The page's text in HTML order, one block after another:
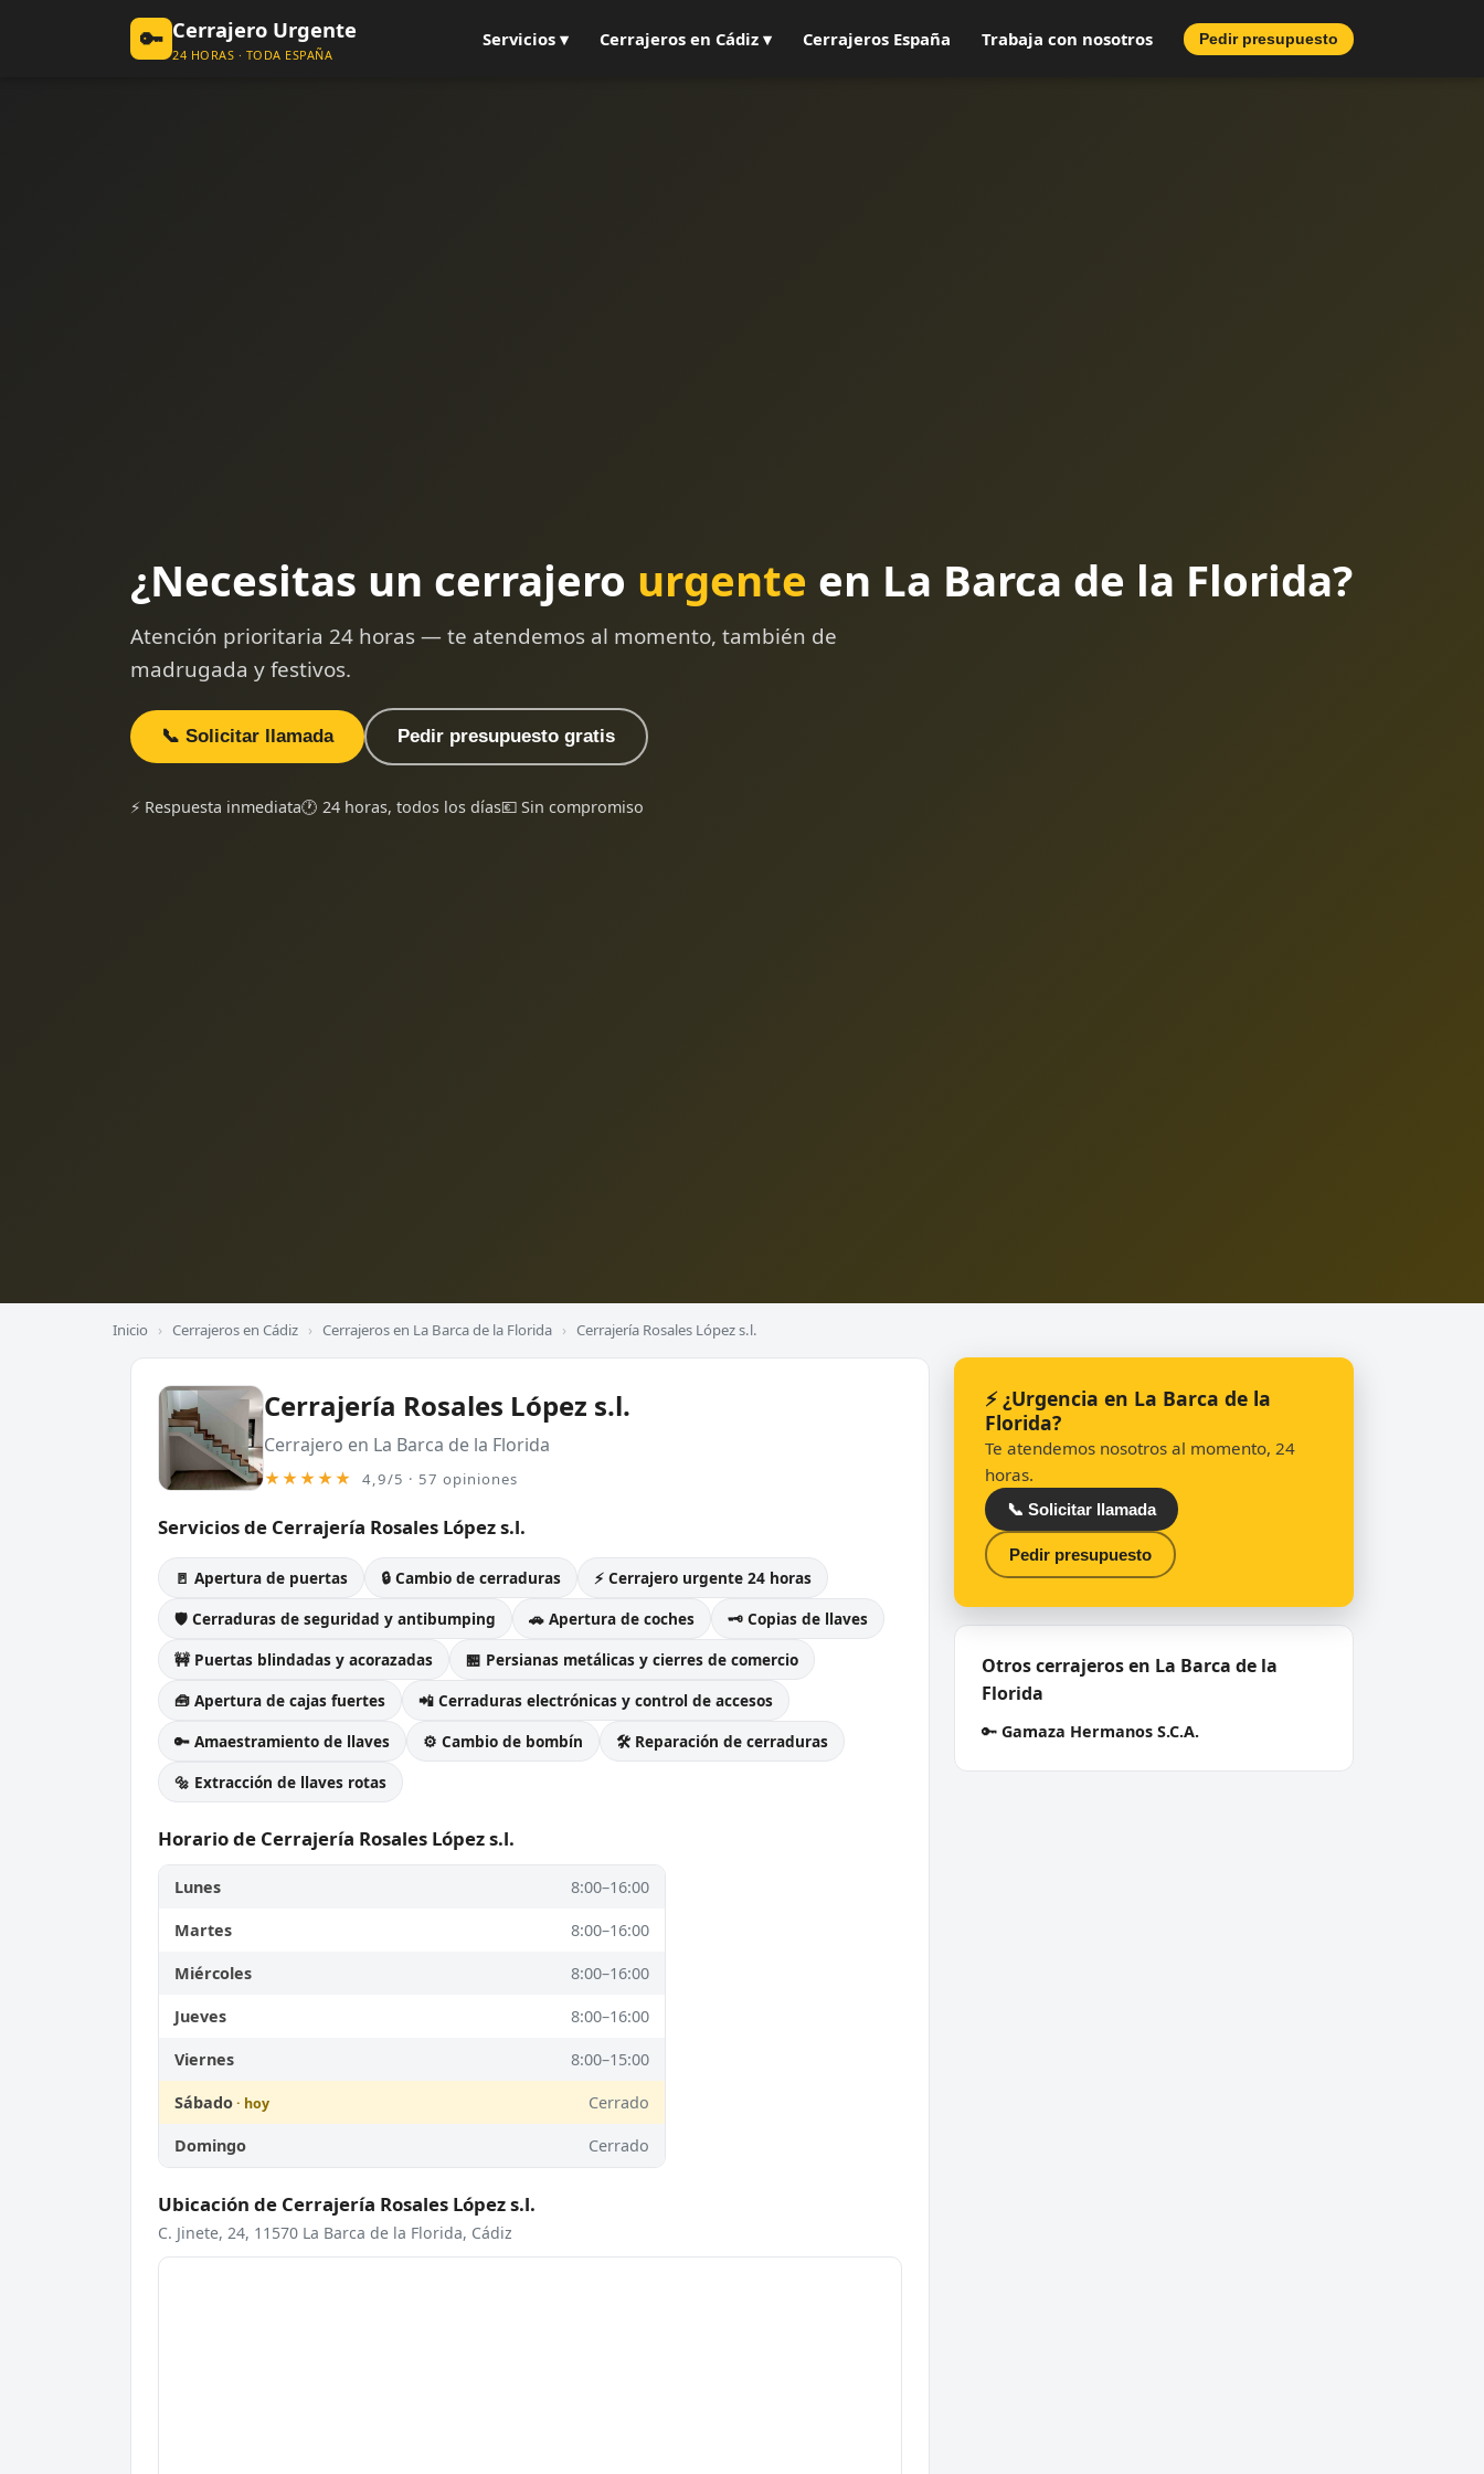
🔑 Cerrajero Urgente
24 HORAS · TODA ESPAÑA
Servicios ▾ Cerrajeros en Cádiz ▾ Cerrajeros España Trabaja con nosotros Pedir presupuesto
¿Necesitas un cerrajero urgente en La Barca de la Florida?
Atención prioritaria 24 horas — te atendemos al momento, también de
madrugada y festivos.
📞 Solicitar llamada Pedir presupuesto gratis
⚡ Respuesta inmediata🕐 24 horas, todos los días💶 Sin compromiso
Inicio › Cerrajeros en Cádiz › Cerrajeros en La Barca de la Florida › Cerrajería Rosales López s.l.
Cerrajería Rosales López s.l.
Cerrajero en La Barca de la Florida
★★★★★ 4,9/5 · 57 opiniones
Servicios de Cerrajería Rosales López s.l.
🚪 Apertura de puertas 🔒 Cambio de cerraduras
⚡ Cerrajero urgente 24 horas
🛡️ Cerraduras de seguridad y antibumping
🚗 Apertura de coches
🗝️ Copias de llaves
🚧 Puertas blindadas y acorazadas
🏪 Persianas metálicas y cierres de comercio
🧰 Apertura de cajas fuertes
📲 Cerraduras electrónicas y control de accesos
🔑 Amaestramiento de llaves
⚙️ Cambio de bombín
🛠️ Reparación de cerraduras
🔩 Extracción de llaves rotas
Horario de Cerrajería Rosales López s.l.
Lunes 8:00–16:00
Martes 8:00–16:00
Miércoles 8:00–16:00
Jueves 8:00–16:00
Viernes 8:00–15:00
Sábado Cerrado
Domingo Cerrado
Ubicación de Cerrajería Rosales López s.l.
C. Jinete, 24, 11570 La Barca de la Florida, Cádiz
⚡ ¿Urgencia en La Barca de la
Florida?
Te atendemos nosotros al momento, 24
horas.
📞 Solicitar llamada
Pedir presupuesto
Otros cerrajeros en La Barca de la
Florida
🔑 Gamaza Hermanos S.C.A.